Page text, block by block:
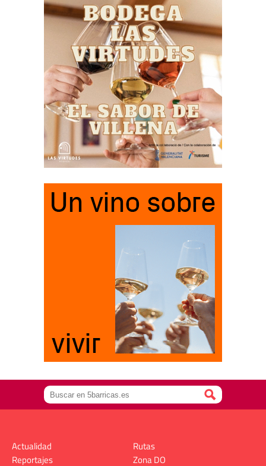
Actualidad
Reportajes
Rutas
Zona DO